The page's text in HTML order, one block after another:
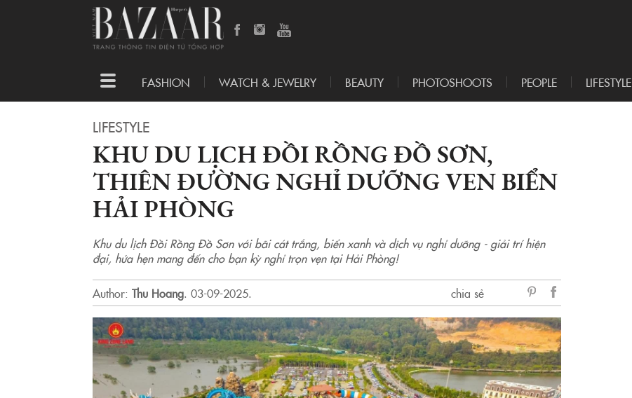
Toggle
navigation
FASHION WATCH & JEWELRY BEAUTY PHOTOSHOOTS PEOPLE LIFESTYLE
LIFESTYLE
KHU DU LỊCH ĐỒI RỒNG ĐỒ SƠN,
THIÊN ĐƯỜNG NGHỈ DƯỠNG VEN BIỂN
HẢI PHÒNG
Khu du lịch Đồi Rồng Đồ Sơn với bãi cát trắng, biển xanh và dịch vụ nghỉ dưỡng - giải trí hiện
đại, hứa hẹn mang đến cho bạn kỳ nghỉ trọn vẹn tại Hải Phòng!
Author: Thu Hoang. 03-09-2025.
chia sẻ
Facebook